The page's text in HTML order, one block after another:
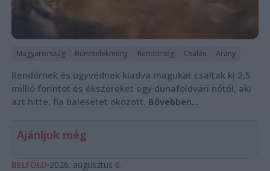
Magyarország Bűncselekmény Rendőrség Csalás Arany
Rendőrnek és ügyvédnek kiadva magukat csaltak ki 2,5
millió forintot és ékszereket egy dunaföldvári nőtől, aki
azt hitte, fia balesetet okozott. Bővebben...
Ajánljuk még
BELFÖLD 2026. augusztus 6.